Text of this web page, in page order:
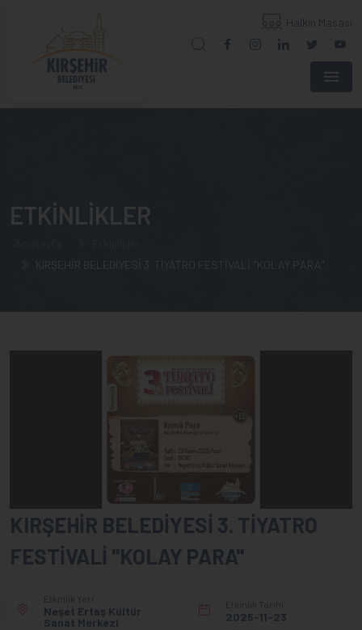
Halkın Masası
Menu
ETKİNLİKLER
KIRŞEHİR BELEDİYESİ 3. TİYATRO FESTİVALİ "KOLAY PARA"
KIRŞEHİR BELEDİYESİ 3. TİYATRO
FESTİVALİ "KOLAY PARA"
Etkinlik Yeri
Neşet Ertaş Kültür
Sanat Merkezi
Etkinlik Tarihi
2025-11-23